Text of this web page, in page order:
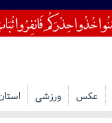
عکس ورزشی